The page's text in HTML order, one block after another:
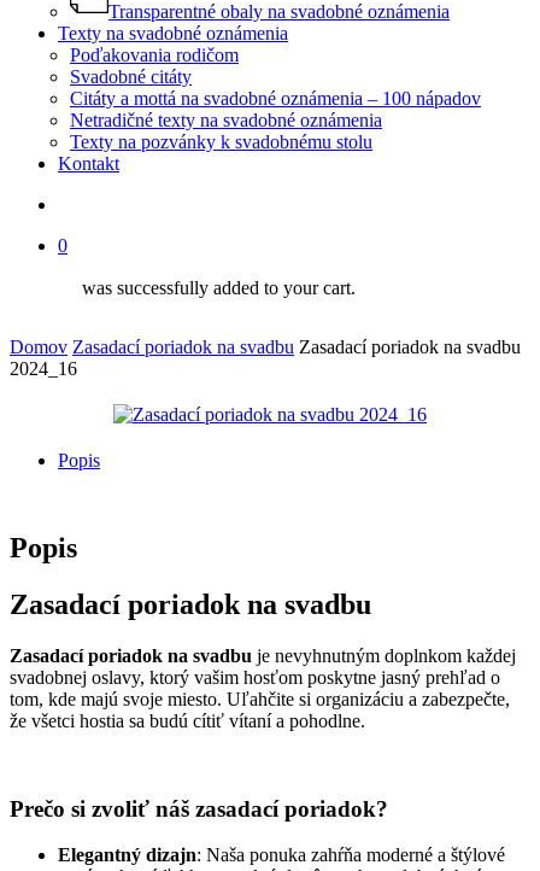
Transparentné obaly na svadobné oznámenia
Texty na svadobné oznámenia
Poďakovania rodičom
Svadobné citáty
Citáty a mottá na svadobné oznámenia – 100 nápadov
Netradičné texty na svadobné oznámenia
Texty na pozvánky k svadobnému stolu
Kontakt
0
was successfully added to your cart.
Domov Zasadací poriadok na svadbu Zasadací poriadok na svadbu
2024_16
Popis
Popis
Zasadací poriadok na svadbu
Zasadací poriadok na svadbu je nevyhnutným doplnkom každej
svadobnej oslavy, ktorý vašim hosťom poskytne jasný prehľad o
tom, kde majú svoje miesto. Uľahčite si organizáciu a zabezpečte,
že všetci hostia sa budú cítiť vítaní a pohodlne.
Prečo si zvoliť náš zasadací poriadok?
Elegantný dizajn: Naša ponuka zahŕňa moderné a štýlové